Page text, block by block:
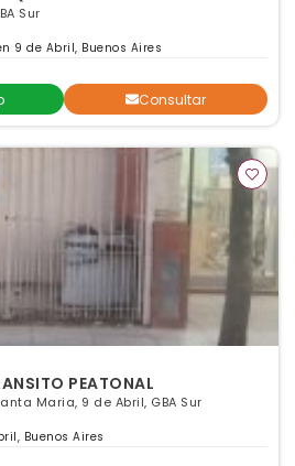
Sur
9 de Abril, Buenos Aires
Consultar
PEATONAL
Maria, 9 de Abril, GBA Sur
Buenos Aires